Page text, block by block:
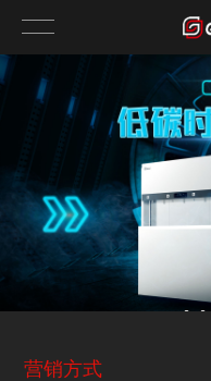
营销方式